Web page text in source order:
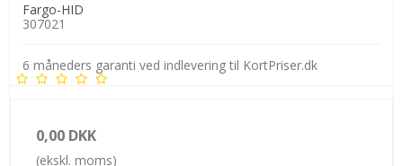
Fargo-HID
307021
6 måneders garanti ved indlevering til KortPriser.dk
0,00 DKK
(ekskl. moms)